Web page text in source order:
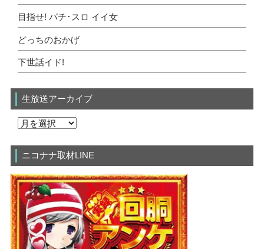
目指せ! パチ･スロ イイ女
どっちのおかげ
下世話イド!
生放送アーカイブ
ニコナナ取材LINE